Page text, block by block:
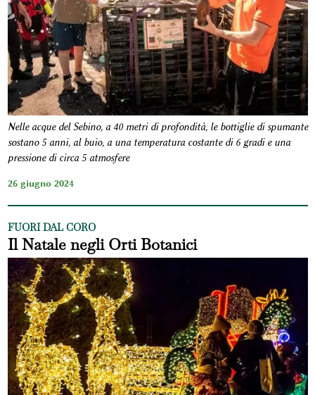
Nelle acque del Sebino, a 40 metri di profondità, le bottiglie di spumante
sostano 5 anni, al buio, a una temperatura costante di 6 gradi e una
pressione di circa 5 atmosfere
26 giugno 2024
FUORI DAL CORO
Il Natale negli Orti Botanici